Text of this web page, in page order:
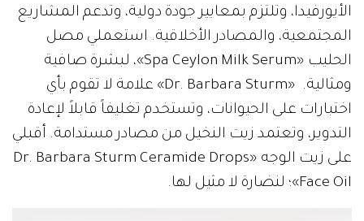
الأيورفيدا، وتلتزم بمعايير جودة دولية، وتدعم المشاريع
المجتمعية، والمصادر الأخلاقية. استعملي مصل
الحليب «Spa Ceylon Milk Serum»، لبشرة صافية
ومثالية. «Dr. Barbara Sturm» علامة لا تقوم بأي
اختبارات على الحيوانات، وتستخدم تغليفاً قابلاً لإعادة
التدوير، وتعتمد زيت النخيل من مصادر مستدامة. أقبلي
على زيت الوجه «Dr. Barbara Sturm Ceramide Drops
Face Oil»؛ لنضارة لا مثيل لها.